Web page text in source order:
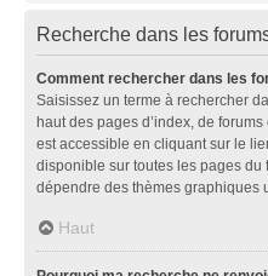
Recherche dans les
Comment rechercher dans les
Saisissez un terme à rechercher
haut des pages d’index, de
est accessible en cliquant sur le
disponible sur toutes les pages du
dépendre des thèmes graphiques
Haut